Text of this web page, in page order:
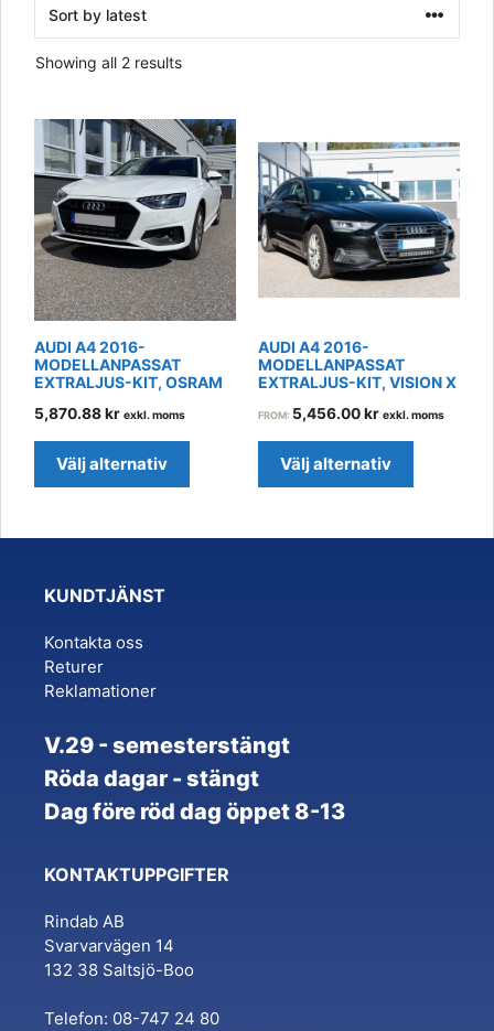
Showing all 2 resultsSorted
AUDI A4 2016-
MODELLANPASSAT
EXTRALJUS-KIT, OSRAM
5,870.88kr exkl. moms
Välj alternativ
This
has
variants.
product
page
AUDI A4 2016-
MODELLANPASSAT
EXTRALJUS-KIT, VISION X
FROM: 5,456.00kr exkl. moms
Välj alternativ
This
has
variants.
KUNDTJÄNST
Kontakta oss
Returer
Reklamationer
V.29 - semesterstängt
Röda dagar - stängt
Dag före röd dag öppet 8-13
KONTAKTUPPGIFTER
Rindab AB
Svarvarvägen 14
132 38 Saltsjö-Boo
Telefon: 08-747 24 80